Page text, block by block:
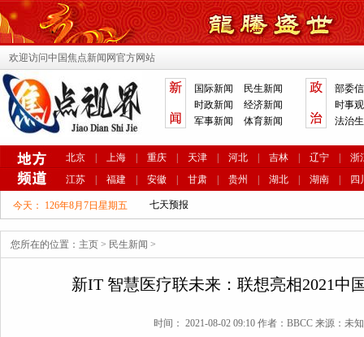
欢迎访问中国焦点新闻网官方网站
国际新闻
民生新闻
时政新闻
经济新闻
军事新闻
体育新闻
部委
时事
法治
北京 上海 重庆 天津 河北 吉林 辽宁
浙
江苏
福建 安徽 甘肃 贵州 湖北 湖南 四
今天： 126年8月7日星期五
您所在的位置： 主页 > 民生新闻 >
新IT 智慧医疗联未来：联想亮相2021中
时间： 2021-08-02 09:10 作者：BBCC 来源：未